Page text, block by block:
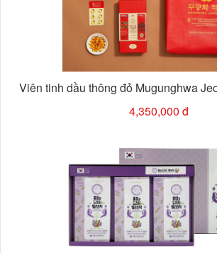
Viên tinh dầu thông đỏ Mugunghwa
4,350,000 đ